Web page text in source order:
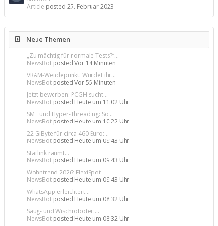
Article posted 27. Februar 2023
Neue Themen
„Zu mächtig für normale Tests?“...
NewsBot posted Vor 14 Minuten
VRAM-Wendepunkt: Würdet ihr...
NewsBot posted Vor 55 Minuten
Jetzt bewerben: PCGH sucht...
NewsBot posted Heute um 11:02 Uhr
SMT und Hyper-Threading: So...
NewsBot posted Heute um 10:22 Uhr
22 GiByte für circa 460 Euro:...
NewsBot posted Heute um 09:43 Uhr
Starlink räumt...
NewsBot posted Heute um 09:43 Uhr
Wohntrend 2026: FlexiSpot...
NewsBot posted Heute um 09:43 Uhr
WhatsApp erleichtert...
NewsBot posted Heute um 08:32 Uhr
Saug- und Wischroboter:...
NewsBot posted Heute um 08:32 Uhr